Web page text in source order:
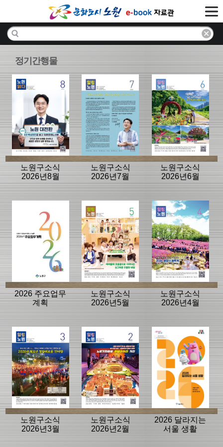
정기간행물
노원구소식
2026년8월
노원구소식
2026년7월
노원구소식
2026년6월
2026 주요업무
계획
노원구소식
2026년5월
노원구소식
2026년4월
노원구소식
2026년3월
노원구소식
2026년2월
2026 달라지는
서울 생활